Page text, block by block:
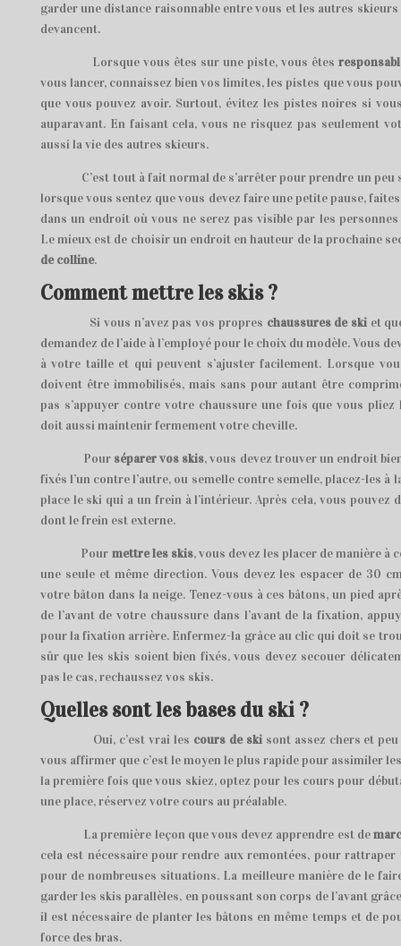
garder une distance raisonnable entre vous et les autres
devancent.
Lorsque vous êtes sur une piste, vous êtes
vous lancer, connaissez bien vos limites, les pistes que vous
que vous pouvez avoir. Surtout, évitez les pistes noires si
auparavant. En faisant cela, vous ne risquez pas seulement
aussi la vie des autres skieurs.
C’est tout à fait normal de s’arrêter pour prendre un peu
lorsque vous sentez que vous devez faire une petite pause,
dans un endroit où vous ne serez pas visible par les personnes
Le mieux est de choisir un endroit en hauteur de la prochaine
de colline.
Comment mettre les skis ?
Si vous n’avez pas vos propres chaussures de skiet
demandez de l’aide à l’employé pour le choix du modèle. Vous
à votre taille et qui peuvent s’ajuster facilement. Lorsque
doivent être immobilisés, mais sans pour autant être
pas s’appuyer contre votre chaussure une fois que vous pliez
doit aussi maintenir fermement votre cheville.
Pour séparer vos skis, vous devez trouver un endroit
fixés l’un contre l’autre, ou semelle contre semelle, placez-les à
place le ski qui a un frein à l’intérieur. Après cela, vous pouvez
dont le frein est externe.
Pour mettre les skis, vous devez les placer de manière à
une seule et même direction. Vous devez les espacer de 30
votre bâton dans la neige. Tenez-vous à ces bâtons, un pied
de l’avant de votre chaussure dans l’avant de la fixation,
pour la fixation arrière. Enfermez-la grâce au clic qui doit se
sûr que les skis soient bien fixés, vous devez secouer
pas le cas, rechaussez vos skis.
Quelles sont les bases du ski ?
Oui, c’est vrai les cours de skisont assez chers et
vous affirmer que c’est le moyen le plus rapide pour assimiler les
la première fois que vous skiez, optez pour les cours pour
une place, réservez votre cours au préalable.
La première leçon que vous devez apprendre est de
cela est nécessaire pour rendre aux remontées, pour rattraper
pour de nombreuses situations. La meilleure manière de le
garder les skis parallèles, en poussant son corps de l’avant
il est nécessaire de planter les bâtons en même temps et de
force des bras.